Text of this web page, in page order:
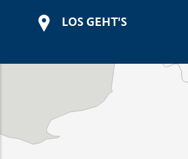
LOS GEHT'S